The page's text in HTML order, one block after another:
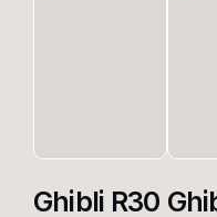
Ghibli R30